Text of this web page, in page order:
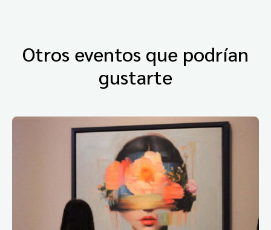
Otros eventos que podrían
gustarte